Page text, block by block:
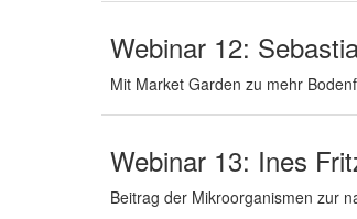
Webinar 12:
Mit Market Garden zu mehr
Webinar 13: Ines
Beitrag der Mikroorganismen zur